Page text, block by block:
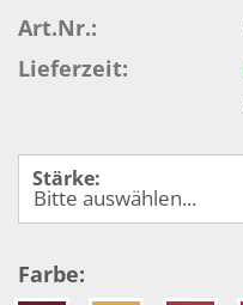
Art.Nr.:
Lieferzeit:
Stärke:
Farbe: